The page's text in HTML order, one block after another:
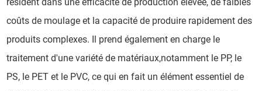
coûts de moulage et la capacité de produire rapidement des
produits complexes. Il prend également en charge le
traitement d'une variété de matériaux,notamment le PP, le
PS, le PET et le PVC, ce qui en fait un élément essentiel de